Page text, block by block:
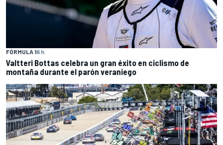
FÓRMULA 16 h
Valtteri Bottas celebra un gran éxito en ciclismo de
montaña durante el parón veraniego